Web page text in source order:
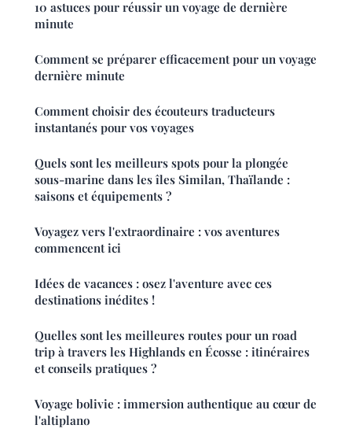
10 astuces pour réussir un voyage de dernière
minute
Comment se préparer efficacement pour un voyage
dernière minute
Comment choisir des écouteurs traducteurs
instantanés pour vos voyages
Quels sont les meilleurs spots pour la plongée
sous-marine dans les îles Similan, Thaïlande :
saisons et équipements ?
Voyagez vers l'extraordinaire : vos aventures
commencent ici
Idées de vacances : osez l'aventure avec ces
destinations inédites !
Quelles sont les meilleures routes pour un road
trip à travers les Highlands en Écosse : itinéraires
et conseils pratiques ?
Voyage bolivie : immersion authentique au cœur de
l'altiplano